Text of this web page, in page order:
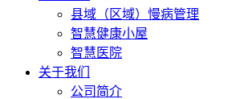
县域（区域）慢病管理
智慧健康小屋
智慧医院
关于我们
公司简介